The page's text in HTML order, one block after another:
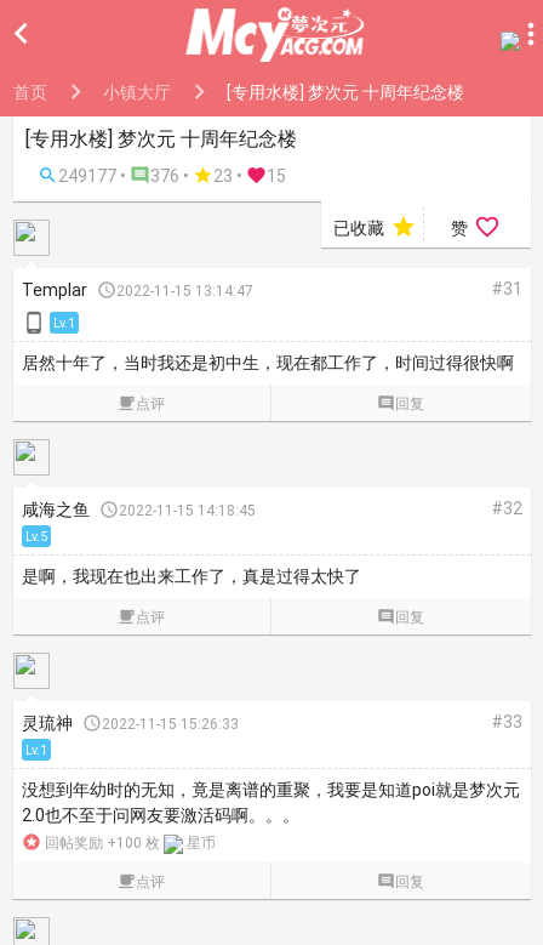

首页 小镇大厅 [专用水楼] 梦次元 十周年纪念楼
[专用水楼] 梦次元 十周年纪念楼
 249177 •  376 • 23 • 15
已收藏  赞 
Templar 2022-11-15 13:14:47 #31
 Lv.1
居然十年了，当时我还是初中生，现在都工作了，时间过得很快啊
点评  回复
咸海之鱼 2022-11-15 14:18:45 #32
Lv.5
是啊，我现在也出来工作了，真是过得太快了
点评  回复
灵琉神 2022-11-15 15:26:33 #33
Lv.1
没想到年幼时的无知，竟是离谱的重聚，我要是知道poi就是梦次元
2.0也不至于问网友要激活码啊。。。
 回帖奖励 +100 枚 星币
点评  回复